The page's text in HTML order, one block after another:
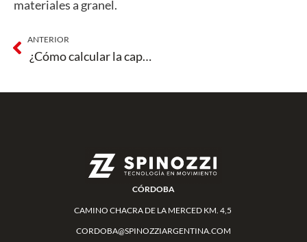
materiales a granel.
ANTERIOR
¿Cómo calcular la capacidad de un transportador?
CÓRDOBA
CAMINO CHACRA DE LA MERCED KM. 4,5
CORDOBA@SPINOZZIARGENTINA.COM